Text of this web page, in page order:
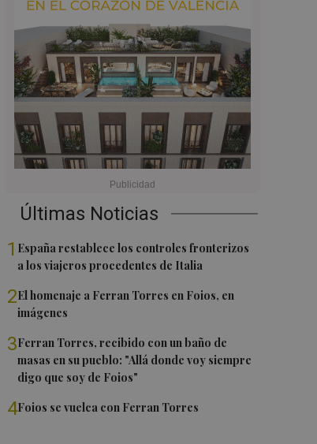
Últimas Noticias
1 España restablece los controles fronterizos
a los viajeros procedentes de Italia
2El homenaje a Ferran Torres en Foios, en
imágenes
3Ferran Torres, recibido con un baño de
masas en su pueblo: "Allá donde voy siempre
digo que soy de Foios"
4Foios se vuelca con Ferran Torres